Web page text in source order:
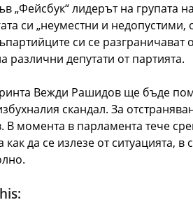
„Фейсбук“ лидерът на групата
си „неуместни и
си се
различни депутати от партията.
Вежди Рашидов ще бъде
скандал. За
В момента в парламента тече
как да се излезе от ситуацията,